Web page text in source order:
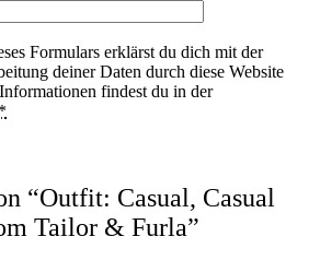
Formulars erklärst du dich mit der
deiner Daten durch diese Website
findest du in der
*
“Outfit: Casual, Casual
Tailor & Furla”